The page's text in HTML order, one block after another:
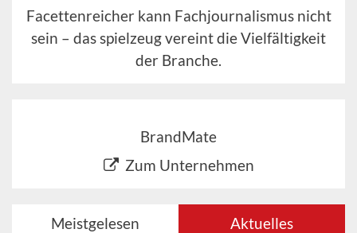
Facettenreicher kann Fachjournalismus nicht
sein – das spielzeug vereint die Vielfältigkeit
der Branche.
BrandMate
Zum Unternehmen
Meistgelesen Aktuelles